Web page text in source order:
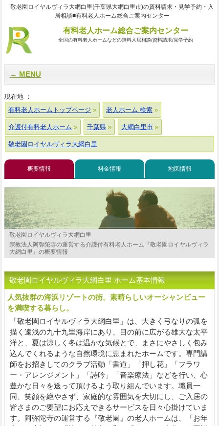
敬老園ロイヤルヴィラ大網白里(千葉県大網白里市)の資料請求・見学予約・入
居相談■有料老人ホーム総合ご案内センター
有料老人ホーム総合ご案内センター
全国の有料老人ホームなどの無料入居相談/資料請求/見学予約
MENU
現在地 ：
有料老人ホームトップページ
老人ホーム 検索
介護付有料老人ホーム 千葉県 大網白里市
敬老園ロイヤルヴィラ大網白里
概要情報 料金情報 地図情報
敬老園ロイヤルヴィラ大網白里
宗教法人阿弥陀寺の運営する介護付有料老人ホーム『敬老園ロイヤルヴィラ
大網白里』の概要情報
敬老園ロイヤルヴィラ大網白里 ホーム基本情報
人気抜群の海浜リゾートの街。素晴らしいオーシャンビュー
を満喫する暮らし。
「敬老園ロイヤルヴィラ大網白里」は、大きく弓なりの弧を
描く遠浅の九十九里海岸にあり、目の前に広がる雄大な太平
洋と、夏は涼しく冬は温かな気候とで、まさにやさしく包み
込んでくれるような自然環境に恵まれたホームです。専門講
師をお招きしてのクラブ活動「書道」「押し花」「フラワ
ー・アレンジメント」「詩吟」「音楽療法」などを行い、心
豊かな日々を送って頂けるよう取り組んでいます。職員一
同、笑顔を絶やさず、家庭的な雰囲気を大切にし、ご入居の
皆さまのご要望にお応えできるサービスを日々心掛けていま
す。阿弥陀寺の運営する『敬老園』の老人ホームは、「お年